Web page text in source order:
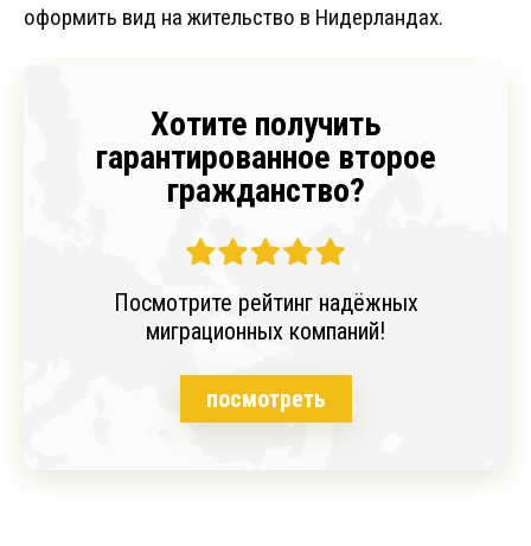
оформить вид на жительство в Нидерландах.
Хотите получить
гарантированное второе
гражданство?
Посмотрите рейтинг надёжных
миграционных компаний!
посмотреть